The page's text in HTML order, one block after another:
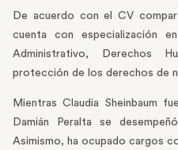
De acuerdo con el CV
cuenta con especialización
Administrativo, Derechos
protección de los derechos de
Mientras Claudia Sheinbaum
Damián Peralta se
Asimismo, ha ocupado cargos